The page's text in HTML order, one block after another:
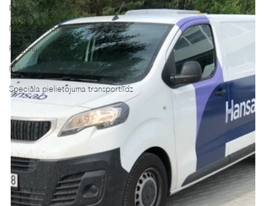
Pasažieru mikroautobusi
Mobilās darbnīcas
Furgonu apšuvumi
Mikroautobusu mobilitātes risinājum
Speciāla pielietojuma transportlīdz